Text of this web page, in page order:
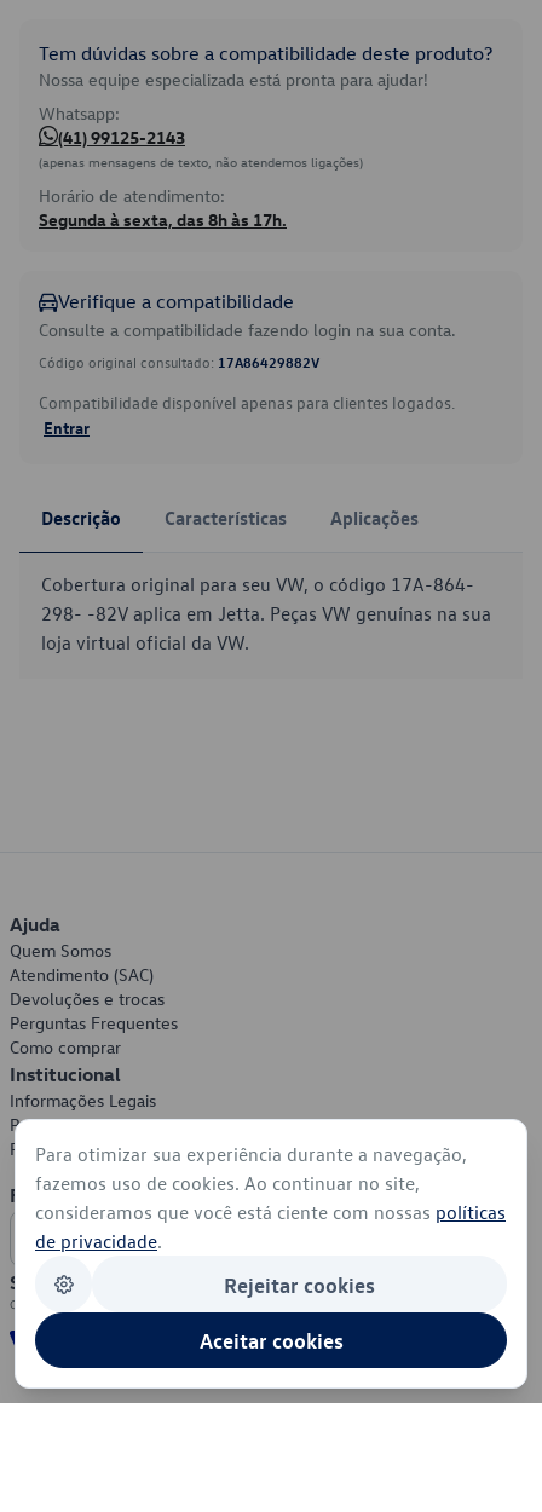
Tem dúvidas sobre a compatibilidade deste produto?
Nossa equipe especializada está pronta para ajudar!
Whatsapp:
(41) 99125-2143
(apenas mensagens de texto, não atendemos ligações)
Horário de atendimento:
Segunda à sexta, das 8h às 17h.
Verifique a compatibilidade
Consulte a compatibilidade fazendo login na sua conta.
Código original consultado: 17A86429882V
Compatibilidade disponível apenas para clientes logados.
Entrar
Descrição Características Aplicações
Cobertura original para seu VW, o código 17A-864-
298- -82V aplica em Jetta. Peças VW genuínas na sua
loja virtual oficial da VW.
Ajuda
Quem Somos
Atendimento (SAC)
Devoluções e trocas
Perguntas Frequentes
Como comprar
Institucional
Informações Legais
Política de Privacidade
Política de Cookies
Formas de Pagamento
Segurança
Para otimizar sua experiência durante a navegação,
fazemos uso de cookies. Ao continuar no site,
consideramos que você está ciente com nossas políticas
de privacidade.
Rejeitar cookies
Aceitar cookies